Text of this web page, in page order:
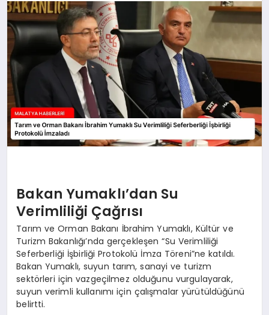
SIYASET
SPOR
TEKNOLOJI
Bakan Yumaklı’dan Su
Verimliliği Çağrısı
Tarım ve Orman Bakanı İbrahim Yumaklı, Kültür ve
Turizm Bakanlığı’nda gerçekleşen “Su Verimliliği
Seferberliği İşbirliği Protokolü İmza Töreni”ne katıldı.
Bakan Yumaklı, suyun tarım, sanayi ve turizm
sektörleri için vazgeçilmez olduğunu vurgulayarak,
suyun verimli kullanımı için çalışmalar yürütüldüğünü
belirtti.